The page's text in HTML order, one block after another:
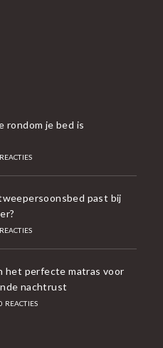
rondom je bed is
past bij
het perfecte matras voor
nachtrust
REACTIES